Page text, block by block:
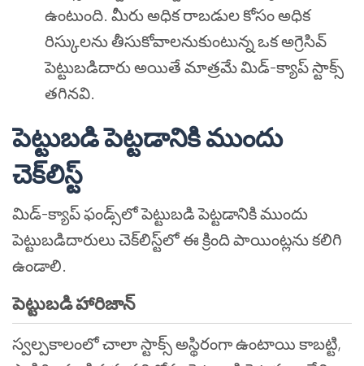
ఉంటుంది. మీరు అధిక రాబడుల కోసం అధిక
రిస్కులను తీసుకోవాలనుకుంటున్న ఒక అగ్రెసివ్
పెట్టుబడిదారు అయితే మాత్రమే మిడ్-క్యాప్ స్టాక్స్
తగినవి.
పెట్టుబడి పెట్టడానికి ముందు
చెక్‌లిస్ట్
మిడ్-క్యాప్ ఫండ్స్‌లో పెట్టుబడి పెట్టడానికి ముందు
పెట్టుబడిదారులు చెక్‌లిస్ట్‌లో ఈ క్రింది పాయింట్లను కలిగి
ఉండాలి.
పెట్టుబడి హారిజాన్
స్వల్పకాలంలో చాలా స్టాక్స్ అస్థిరంగా ఉంటాయి కాబట్టి,